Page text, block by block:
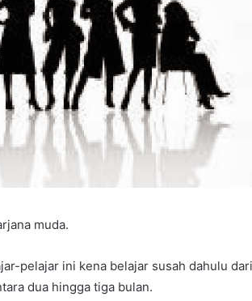
muda.
pelajar ini kena belajar susah dahulu dari
dua hingga tiga bulan.